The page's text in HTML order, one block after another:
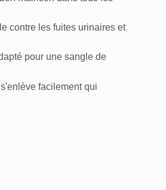
contre les fuites urinaires et
pour une sangle de
facilement qui